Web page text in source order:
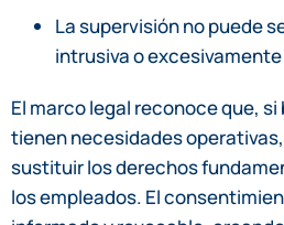
La supervisión no puede
intrusiva o
El marco legal reconoce que,
tienen necesidades
sustituir los derechos
los empleados. El